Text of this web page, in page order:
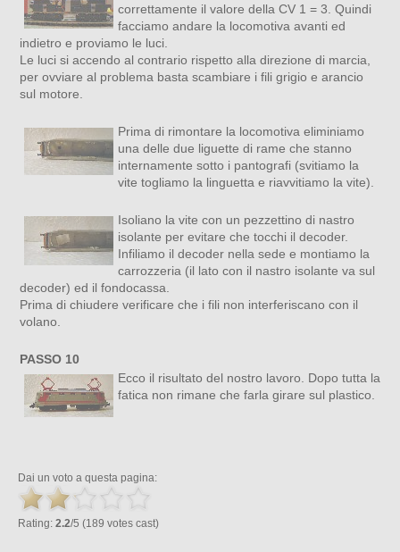
correttamente il valore della CV 1 = 3. Quindi
facciamo andare la locomotiva avanti ed
indietro e proviamo le luci.
Le luci si accendo al contrario rispetto alla direzione di marcia,
per ovviare al problema basta scambiare i fili grigio e arancio
sul motore.
Prima di rimontare la locomotiva eliminiamo
una delle due liguette di rame che stanno
internamente sotto i pantografi (svitiamo la
vite togliamo la linguetta e riavvitiamo la vite).
Isoliano la vite con un pezzettino di nastro
isolante per evitare che tocchi il decoder.
Infiliamo il decoder nella sede e montiamo la
carrozzeria (il lato con il nastro isolante va sul
decoder) ed il fondocassa.
Prima di chiudere verificare che i fili non interferiscano con il
volano.
PASSO 10
Ecco il risultato del nostro lavoro. Dopo tutta la
fatica non rimane che farla girare sul plastico.
Dai un voto a questa pagina:
Rating: 2.2/5 (189 votes cast)